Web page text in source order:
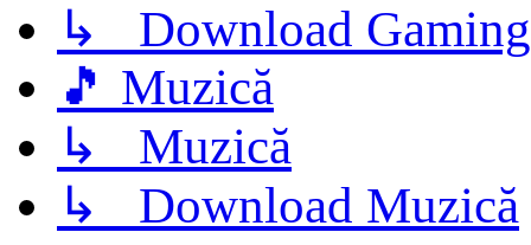
↳ Download Gaming
🎵 Muzică
↳ Muzică
↳ Download Muzică